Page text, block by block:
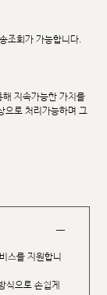
조회가 가능합니다.
지속가능한 가치를
으로 처리가능하며 그
스를 지원합니
식으로 손쉽게